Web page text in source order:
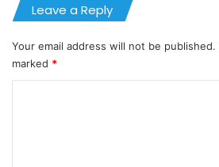
Leave a Reply
Your email address will not be published.
marked *